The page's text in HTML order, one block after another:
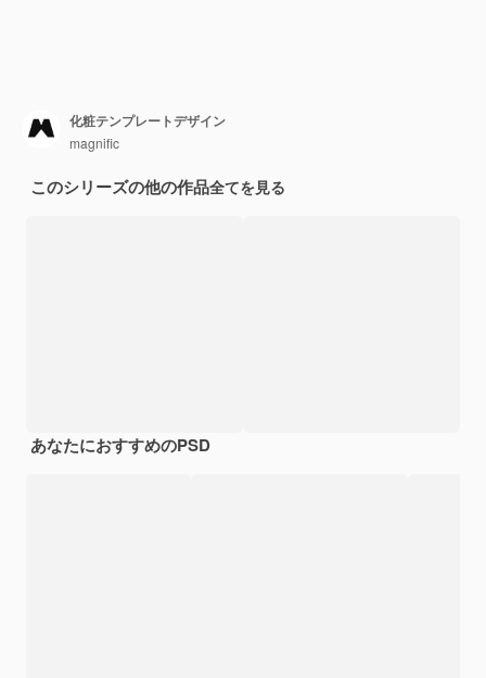
化粧テンプレートデザイン
magnific
このシリーズの他の作品全てを見る
あなたにおすすめのPSD